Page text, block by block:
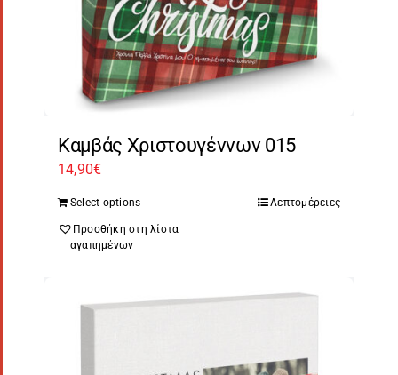
Καμβάς Χριστουγέννων 015
14,90€
Select options Λεπτομέρειες
Προσθήκη στη λίστα
αγαπημένων